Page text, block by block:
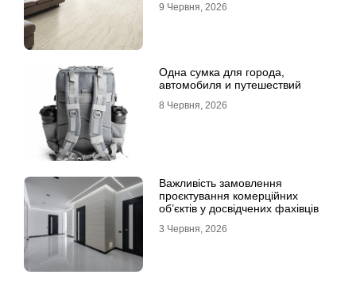
9 Червня, 2026
Одна сумка для города,
автомобиля и путешествий
8 Червня, 2026
Важливість замовлення
проєктування комерційних
об’єктів у досвідчених фахівців
3 Червня, 2026